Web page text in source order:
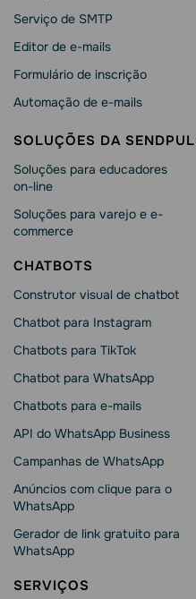
Serviço de SMTP
Editor de e-mails
Formulário de inscrição
Automação de e-mails
SOLUÇÕES DA
Soluções para educadores
on-line
Soluções para varejo e e-
commerce
CHATBOTS
Construtor visual de chatbot
Chatbot para Instagram
Chatbots para TikTok
Chatbot para WhatsApp
Chatbots para e-mails
API do WhatsApp Business
Campanhas de WhatsApp
Anúncios com clique para o
WhatsApp
Gerador de link gratuito para
WhatsApp
SERVIÇOS